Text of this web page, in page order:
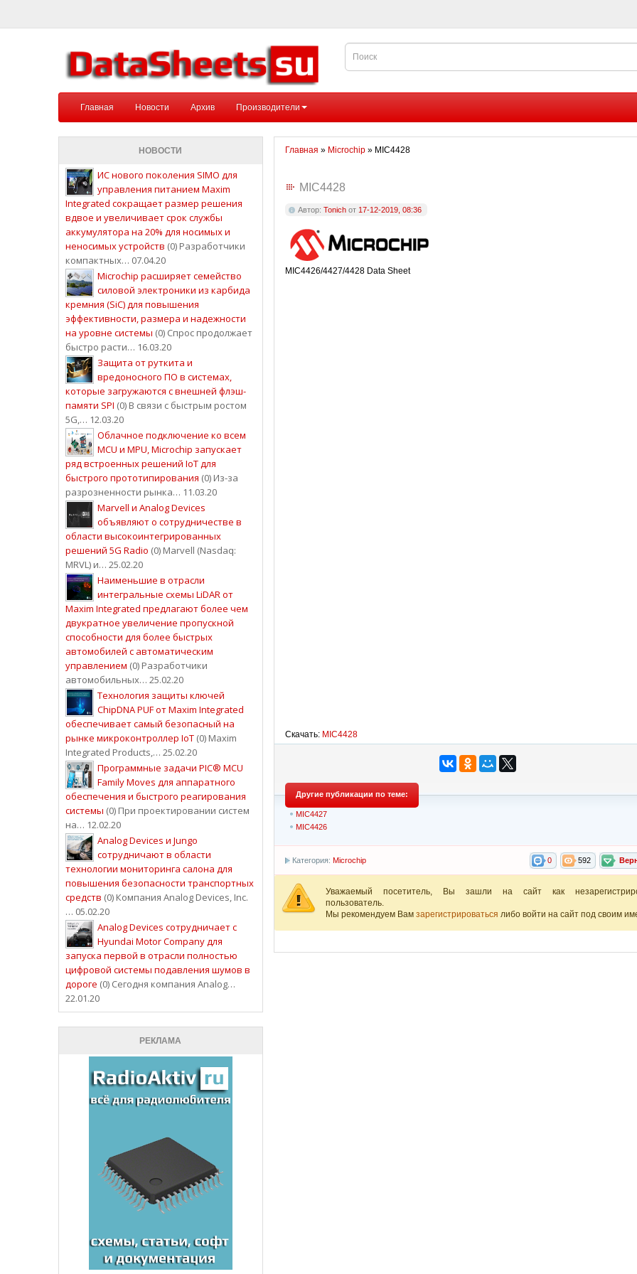
Главная Новости Архив Производители
НОВОСТИ
ИС нового поколения SIMO для
управления питанием Maxim
Integrated сокращает размер решения
вдвое и увеличивает срок службы
аккумулятора на 20% для носимых и
неносимых устройств (0) Разработчики
компактных… 07.04.20
Microchip расширяет семейство
силовой электроники из карбида
кремния (SiC) для повышения
эффективности, размера и надежности
на уровне системы (0) Спрос продолжает
быстро расти… 16.03.20
Защита от руткита и
вредоносного ПО в системах,
которые загружаются с внешней флэш-
памяти SPI (0) В связи с быстрым ростом
5G,… 12.03.20
Облачное подключение ко всем
MCU и MPU, Microchip запускает
ряд встроенных решений IoT для
быстрого прототипирования (0) Из-за
разрозненности рынка… 11.03.20
Marvell и Analog Devices
объявляют о сотрудничестве в
области высокоинтегрированных
решений 5G Radio (0) Marvell (Nasdaq:
MRVL) и… 25.02.20
Наименьшие в отрасли
интегральные схемы LiDAR от
Maxim Integrated предлагают более чем
двукратное увеличение пропускной
способности для более быстрых
автомобилей с автоматическим
управлением (0) Разработчики
автомобильных… 25.02.20
Технология защиты ключей
ChipDNA PUF от Maxim Integrated
обеспечивает самый безопасный на
рынке микроконтроллер IoT (0) Maxim
Integrated Products,… 25.02.20
Программные задачи PIC® MCU
Family Moves для аппаратного
обеспечения и быстрого реагирования
системы (0) При проектировании систем
на… 12.02.20
Analog Devices и Jungo
сотрудничают в области
технологии мониторинга салона для
повышения безопасности транспортных
средств (0) Компания Analog Devices, Inc.
… 05.02.20
Analog Devices сотрудничает с
Hyundai Motor Company для
запуска первой в отрасли полностью
цифровой системы подавления шумов в
дороге (0) Сегодня компания Analog…
22.01.20
РЕКЛАМА
Главная » Microchip» MIC4428
MIC4428
Автор: Tonichот 17-12-2019, 08:36
MIC4426/4427/4428 Data Sheet
Скачать: MIC4428
Другие публикации по теме:
MIC4427
MIC4426
592
0
Категория: Microchip
Уважаемый посетитель, Вы зашли на сайт как
пользователь.
Мы рекомендуем Вам зарегистрироваться либо войти на сайт под своим